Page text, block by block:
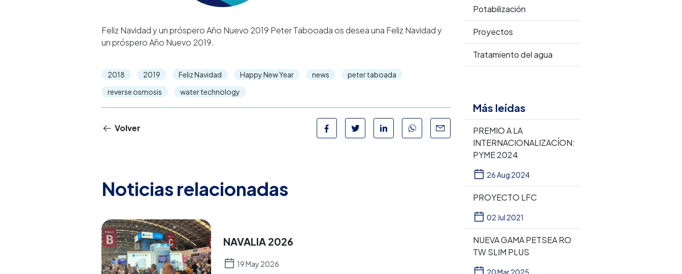
Potabilización
Proyectos
Tratamiento del agua
Más leídas
PREMIO A LA
INTERNACIONALIZACÍON:
PYME 2024
26 Aug 2024
PROYECTO LFC
02 Jul 2021
NUEVA GAMA PETSEA RO
TW SLIM PLUS
20 Mar 2025
Feliz Navidad y un próspero Año Nuevo 2019 Peter Tabooada os desea una Feliz Navidad y
un próspero Año Nuevo 2019.
2018 2019 Feliz Navidad Happy New Year news
peter taboada
reverse osmosis
water technology
Volver
Noticias relacionadas
NAVALIA 2026
19 May 2026